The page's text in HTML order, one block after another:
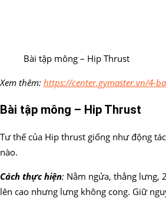
Bài tập mông – Hip Thrust
Xem thêm: https://center.gymaster.vn/4-
Bài tập mông – Hip Thrust
Tư thế của Hip thrust giống như động
nào.
Cách thực hiện: Nằm ngửa, thẳng lưng,
lên cao nhưng lưng không cong. Giữ